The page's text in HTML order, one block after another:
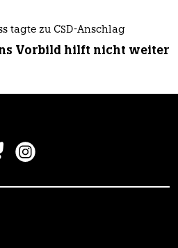
tagte zu CSD-Anschlag
Vorbild hilft nicht weiter